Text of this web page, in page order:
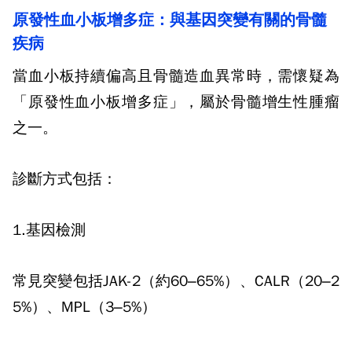
原發性血小板增多症：與基因突變有關的骨髓
疾病
當血小板持續偏高且骨髓造血異常時，需懷疑為
「原發性血小板增多症」，屬於骨髓增生性腫瘤
之一。
診斷方式包括：
1.基因檢測
常見突變包括JAK-2（約60–65%）、 CALR （20–2
5%）、 MPL （3–5%）